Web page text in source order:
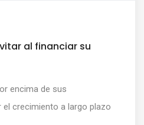
al financiar su
encima de sus
crecimiento a largo plazo